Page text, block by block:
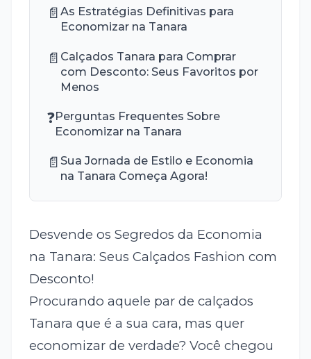
📄As Estratégias Definitivas para
Economizar na Tanara
📄 Calçados Tanara para Comprar
com Desconto: Seus Favoritos por
Menos
❓Perguntas Frequentes Sobre
Economizar na Tanara
📄 Sua Jornada de Estilo e Economia
na Tanara Começa Agora!
Desvende os Segredos da Economia
na Tanara: Seus Calçados Fashion com
Desconto!
Procurando aquele par de calçados
Tanara que é a sua cara, mas quer
economizar de verdade? Você chegou